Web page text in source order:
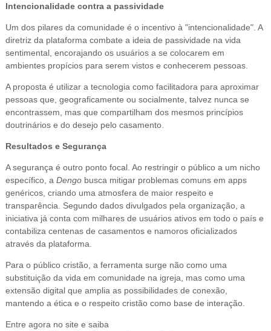
Intencionalidade contra a passividade
Um dos pilares da comunidade é o incentivo à "intencionalidade". A
diretriz da plataforma combate a ideia de passividade na vida
sentimental, encorajando os usuários a se colocarem em
ambientes propícios para serem vistos e conhecerem pessoas.
A proposta é utilizar a tecnologia como facilitadora para aproximar
pessoas que, geograficamente ou socialmente, talvez nunca se
encontrassem, mas que compartilham dos mesmos princípios
doutrinários e do desejo pelo casamento.
Resultados e Segurança
A segurança é outro ponto focal. Ao restringir o público a um nicho
específico, a Dengobusca mitigar problemas comuns em apps
genéricos, criando uma atmosfera de maior respeito e
transparência. Segundo dados divulgados pela organização, a
iniciativa já conta com milhares de usuários ativos em todo o país e
contabiliza centenas de casamentos e namoros oficializados
através da plataforma.
Para o público cristão, a ferramenta surge não como uma
substituição da vida em comunidade na igreja, mas como uma
extensão digital que amplia as possibilidades de conexão,
mantendo a ética e o respeito cristão como base de interação.
Entre agora no site e saiba